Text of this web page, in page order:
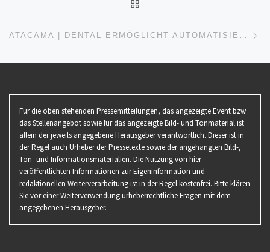
ATACAMA | DENTAL ERMÖGLICHT AUTOMATISIERTE FALLPRÜFUNG BEI ZAHNÄRZTLICHEN LEISTUNGEN
Für die oben stehenden Pressemitteilungen, das angezeigte Event bzw.
das Stellenangebot sowie für das angezeigte Bild- und Tonmaterial ist
allein der jeweils angegebene Herausgeber verantwortlich. Dieser ist in
der Regel auch Urheber der Pressetexte sowie der angehängten Bild-,
Ton- und Informationsmaterialien. Die Nutzung von hier
veröffentlichten Informationen zur Eigeninformation und
redaktionellen Weiterverarbeitung ist in der Regel kostenfrei. Bitte klären
Sie vor einer Weiterverwendung urheberrechtliche Fragen mit dem
angegebenen Herausgeber.